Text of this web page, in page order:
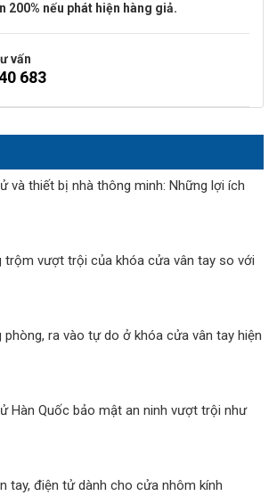
200% nếu phát hiện hàng giả.
vấn
683
và thiết bị nhà thông minh: Những lợi ích
trộm vượt trội của khóa cửa vân tay so với
phòng, ra vào tự do ở khóa cửa vân tay hiện
Hàn Quốc bảo mật an ninh vượt trội như
tay, điện tử dành cho cửa nhôm kính